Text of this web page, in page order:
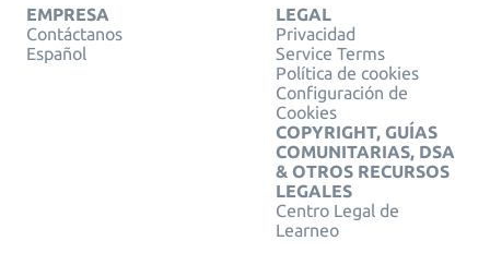
EMPRESA
Contáctanos
Español
LEGAL
Privacidad
Service Terms
Política de cookies
Configuración de
Cookies
COPYRIGHT, GUÍAS
COMUNITARIAS, DSA
& OTROS RECURSOS
LEGALES
Centro Legal de
Learneo